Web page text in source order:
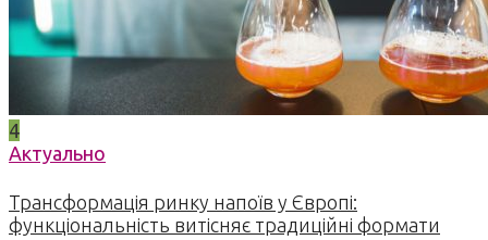
4
Актуально
Трансформація ринку напоїв у Європі:
функціональність витісняє традиційні формати